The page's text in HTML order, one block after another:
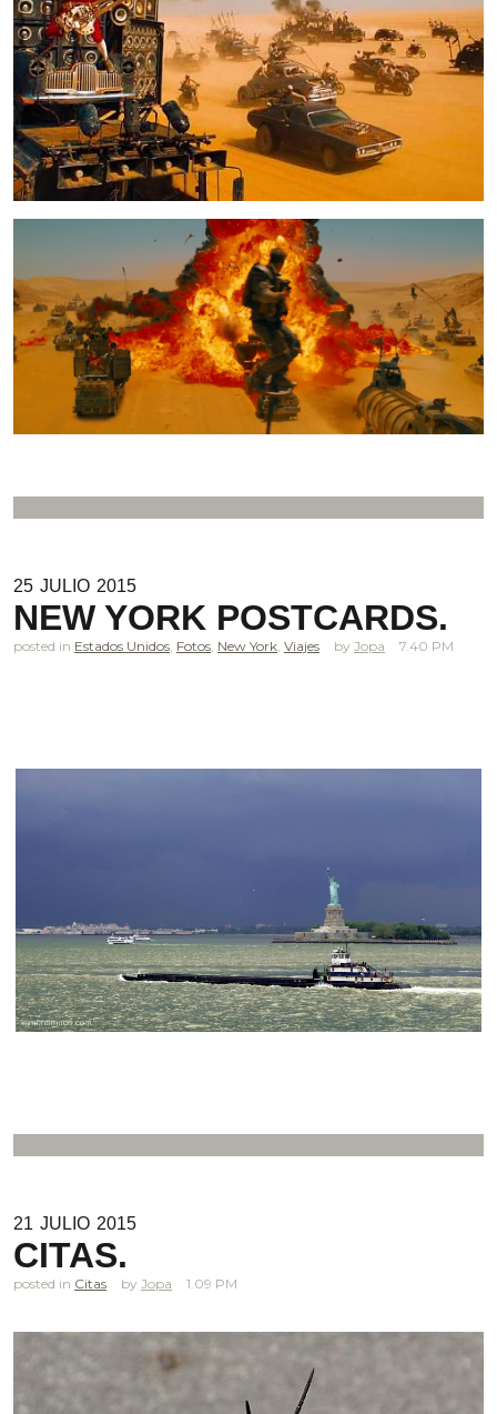
25 JULIO 2015
NEW YORK POSTCARDS.
posted in Estados Unidos Fotos New York Viajes Jopa 7.40 PM
21 JULIO 2015
CITAS.
posted in Citas Jopa 1.09 PM